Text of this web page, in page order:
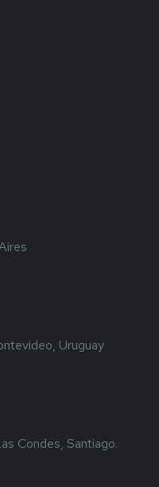
Uruguay
Condes, Santiago.